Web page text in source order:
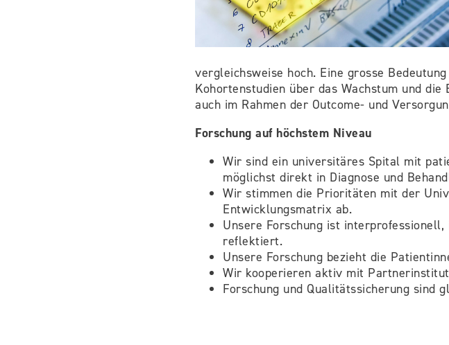
vergleichsweise hoch. Eine grosse
Kohortenstudien über das Wachstum und
auch im Rahmen der Outcome- und
Forschung auf höchstem Niveau
Wir sind ein universitäres Spital mit
möglichst direkt in Diagnose und
Wir stimmen die Prioritäten mit der
Entwicklungsmatrix ab.
Unsere Forschung ist
reflektiert.
Unsere Forschung bezieht die
Wir kooperieren aktiv mit
Forschung und Qualitätssicherung sind